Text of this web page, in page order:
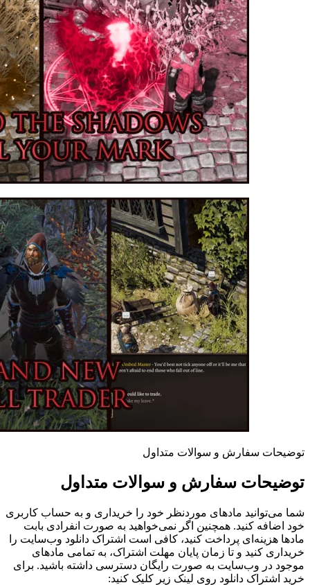
توضیحات سفارش و سوالات متداول
توضیحات سفارش و سوالات متداول
شما می‌توانید مادهای موردنظر خود را خریداری و به حساب کاربری
خود اضافه کنید. همچنین اگر نمی‌خواهید به صورت انفرادی بابت
مادها هزینه‌ای پرداخت کنید، کافی است اشتراک دانلود وب‌سایت را
خریداری کنید و تا زمان پایان مهلت اشتراک، به تمامی مادهای
موجود در وب‌سایت به صورت رایگان دسترسی داشته باشید. برای
خرید اشتراک دانلود روی لینک زیر کلیک کنید: